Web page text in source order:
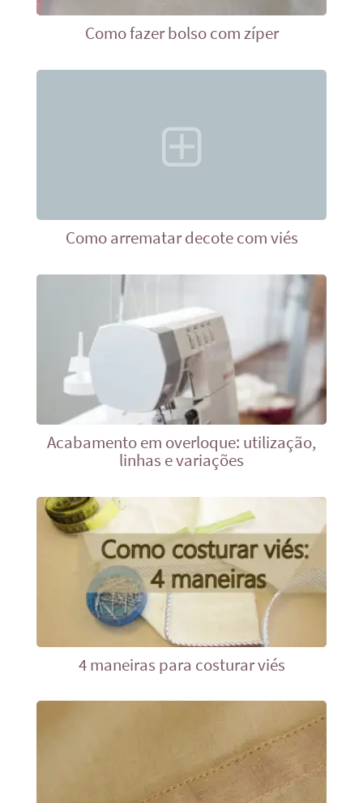
Como fazer bolso com zíper
Como arrematar decote com viés
Acabamento em overloque: utilização,
linhas e variações
4 maneiras para costurar viés